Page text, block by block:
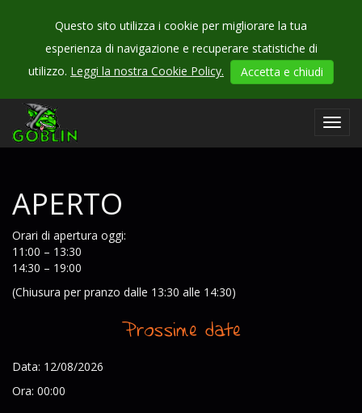
Questo sito utilizza i cookie per migliorare la tua
esperienza di navigazione e recuperare statistiche di
utilizzo. Leggi la nostra Cookie Policy. Accetta e chiudi
CHECK
OUR
APERTO
Orari di apertura oggi:
11:00 – 13:30
14:30 – 19:00
(Chiusura per pranzo dalle 13:30 alle 14:30)
Prossime date
Data: 12/08/2026
Ora: 00:00